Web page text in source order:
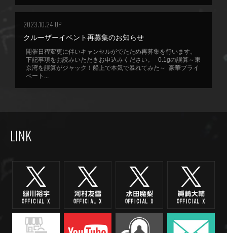
2023.10.24 UP
クルーザーイベント再募集のお知らせ
開催日程変更に伴いキャンセルがでたため再募集を行います。
下記事項をお読みいただきお申込みください。 0.1gの誤算～東
京湾を誤算がジャック！船上で本気で暴れてみた～ 豪華プライ
ベート...
LINK